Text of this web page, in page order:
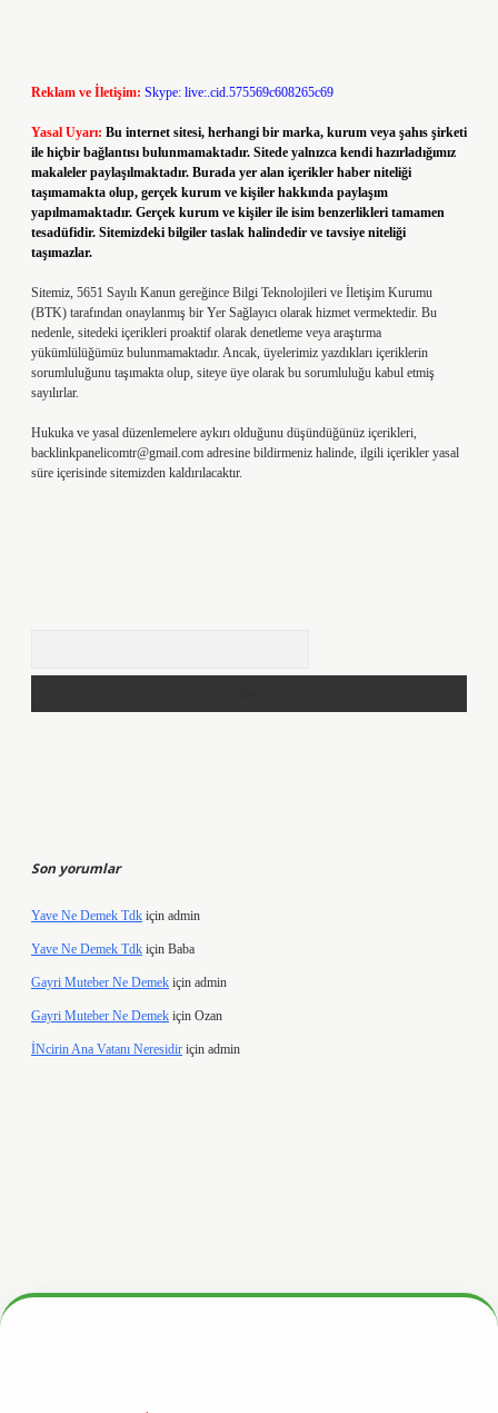
Reklam ve İletişim: Skype: live:.cid.575569c608265c69
Yasal Uyarı: Bu internet sitesi, herhangi bir marka, kurum veya şahıs şirketi
ile hiçbir bağlantısı bulunmamaktadır. Sitede yalnızca kendi hazırladığımız
makaleler paylaşılmaktadır. Burada yer alan içerikler haber niteliği
taşımamakta olup, gerçek kurum ve kişiler hakkında paylaşım
yapılmamaktadır. Gerçek kurum ve kişiler ile isim benzerlikleri tamamen
tesadüfidir. Sitemizdeki bilgiler taslak halindedir ve tavsiye niteliği
taşımazlar.
Sitemiz, 5651 Sayılı Kanun gereğince Bilgi Teknolojileri ve İletişim Kurumu
(BTK) tarafından onaylanmış bir Yer Sağlayıcı olarak hizmet vermektedir. Bu
nedenle, sitedeki içerikleri proaktif olarak denetleme veya araştırma
yükümlülüğümüz bulunmamaktadır. Ancak, üyelerimiz yazdıkları içeriklerin
sorumluluğunu taşımakta olup, siteye üye olarak bu sorumluluğu kabul etmiş
sayılırlar.
Hukuka ve yasal düzenlemelere aykırı olduğunu düşündüğünüz içerikleri,
backlinkpanelicomtr@gmail.com adresine bildirmeniz halinde, ilgili içerikler yasal
süre içerisinde sitemizden kaldırılacaktır.
Son yorumlar
Yave Ne Demek Tdk için admin
Yave Ne Demek Tdk için Baba
Gayri Muteber Ne Demek için admin
Gayri Muteber Ne Demek için Ozan
İNcirin Ana Vatanı Neresidir için admin